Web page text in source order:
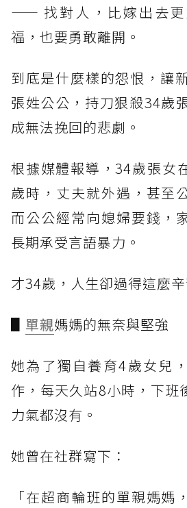
—— 找對人，比嫁出去更
福，也要勇敢離開。
到底是什麼樣的怨恨，讓
張姓公公，持刀狠殺34歲
成無法挽回的悲劇。
根據媒體報導，34歲張女
歲時，丈夫就外遇，甚至
而公公經常向媳婦要錢，
長期承受言語暴力。
才34歲，人生卻過得這麼辛
▋ 單親媽媽的無奈與堅強
她為了獨自養育4歲女兒
作，每天久站8小時，下班
力氣都沒有。
她曾在社群寫下：
「在超商輪班的單親媽媽